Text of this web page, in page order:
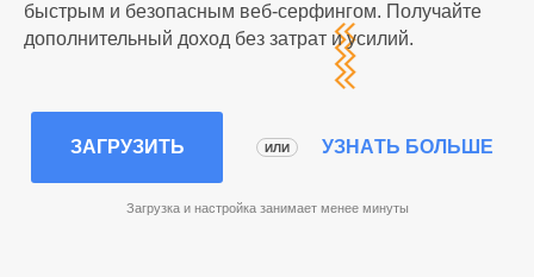
быстрым и безопасным веб-серфингом. Получайте
дополнительный доход без затрат и усилий.
ЗАГРУЗИТЬ ИЛИ УЗНАТЬ БОЛЬШЕ
Загрузка и настройка занимает менее минуты